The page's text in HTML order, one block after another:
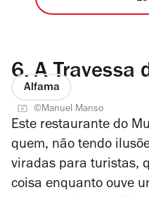
6. A Travessa
Alfama
©Manuel Manso
Este restaurante do
quem, não tendo
viradas para turistas,
coisa enquanto ouve